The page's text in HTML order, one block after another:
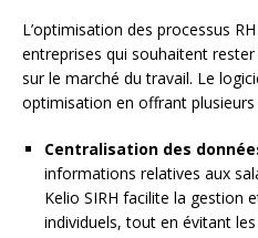
L’optimisation des processus
entreprises qui souhaitent
sur le marché du travail. Le
optimisation en offrant
Centralisation des
informations relatives aux
Kelio SIRH facilite la gestion
individuels, tout en évitant